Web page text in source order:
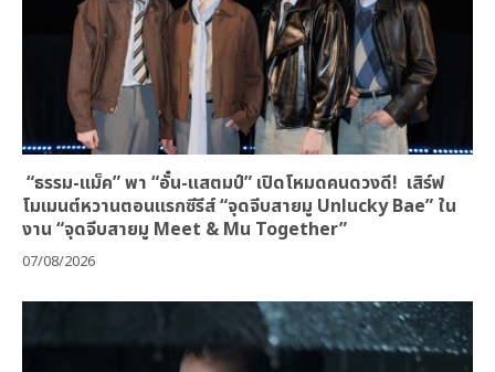
“ธรรม-แม็ค” พา “อั๋น-แสตมป์” เปิดโหมดคนดวงดี! เสิร์ฟ
โมเมนต์หวานตอนแรกซีรีส์ “จุดจีบสายมู Unlucky Bae” ใน
งาน “จุดจีบสายมู Meet & Mu Together”
07/08/2026